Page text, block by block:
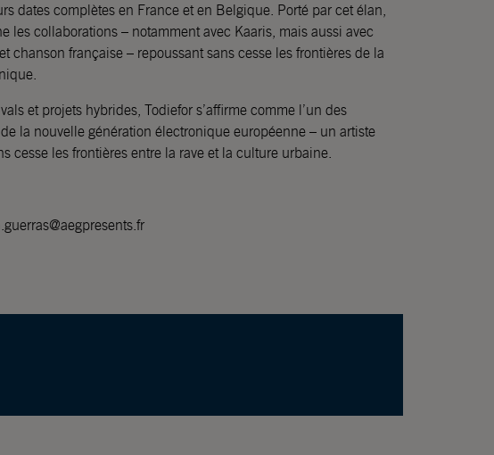
dates complètes en France et en Belgique. Porté par cet élan,
les collaborations – notamment avec Kaaris, mais aussi avec
chanson française – repoussant sans cesse les frontières de la
et projets hybrides, Todiefor s’affirme comme l’un des
la nouvelle génération électronique européenne – un artiste
cesse les frontières entre la rave et la culture urbaine.